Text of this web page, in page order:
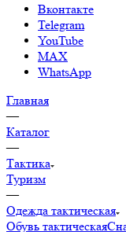
Вконтакте
Telegram
YouTube
MAX
WhatsApp
Главная
—
Каталог
—
Тактика
Туризм
—
Одежда тактическая
Обувь тактическая